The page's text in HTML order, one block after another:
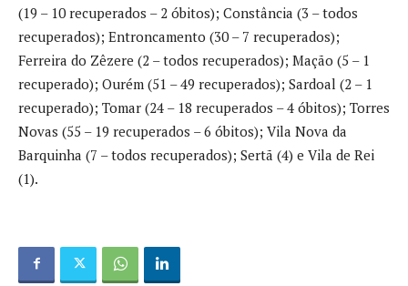
(19 – 10 recuperados – 2 óbitos); Constância (3 – todos
recuperados); Entroncamento (30 – 7 recuperados);
Ferreira do Zêzere (2 – todos recuperados); Mação (5 – 1
recuperado); Ourém (51 – 49 recuperados); Sardoal (2 – 1
recuperado); Tomar (24 – 18 recuperados – 4 óbitos); Torres
Novas (55 – 19 recuperados – 6 óbitos); Vila Nova da
Barquinha (7 – todos recuperados); Sertã (4) e Vila de Rei
(1).